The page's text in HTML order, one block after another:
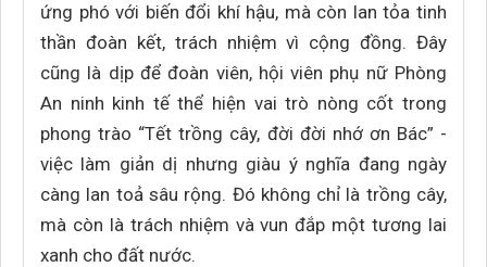
ứng phó với biến đổi khí hậu, mà còn lan tỏa tinh
thần đoàn kết, trách nhiệm vì cộng đồng. Đây
cũng là dịp để đoàn viên, hội viên phụ nữ Phòng
An ninh kinh tế thể hiện vai trò nòng cốt trong
phong trào “Tết trồng cây, đời đời nhớ ơn Bác” -
việc làm giản dị nhưng giàu ý nghĩa đang ngày
càng lan toả sâu rộng. Đó không chỉ là trồng cây,
mà còn là trách nhiệm và vun đắp một tương lai
xanh cho đất nước.